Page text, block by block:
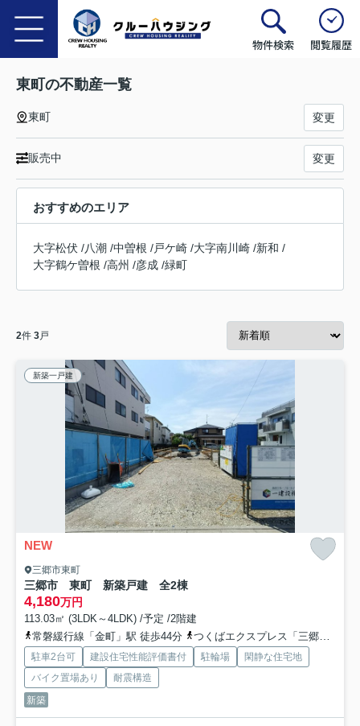
物件検索 閲覧履歴
東町の不動産一覧
東町 変更
販売中 変更
おすすめのエリア
大字松伏 /八潮 /中曽根 /戸ケ崎 /大字南川崎 /新和 /
大字鶴ケ曽根 /高州 /彦成 /緑町
2件 3戸
新築一戸建
NEW
三郷市東町
三郷市 東町 新築戸建 全2棟
4,180万円
113.03㎡ (3LDK～4LDK) /予定 /2階建
常磐緩行線「金町」駅 徒歩44分
つくばエクスプレス「三郷中央」駅 徒歩52分
駐車2台可 建設住宅性能評価書付 駐輪場
閑静な住宅地
バイク置場あり
耐震構造
新築